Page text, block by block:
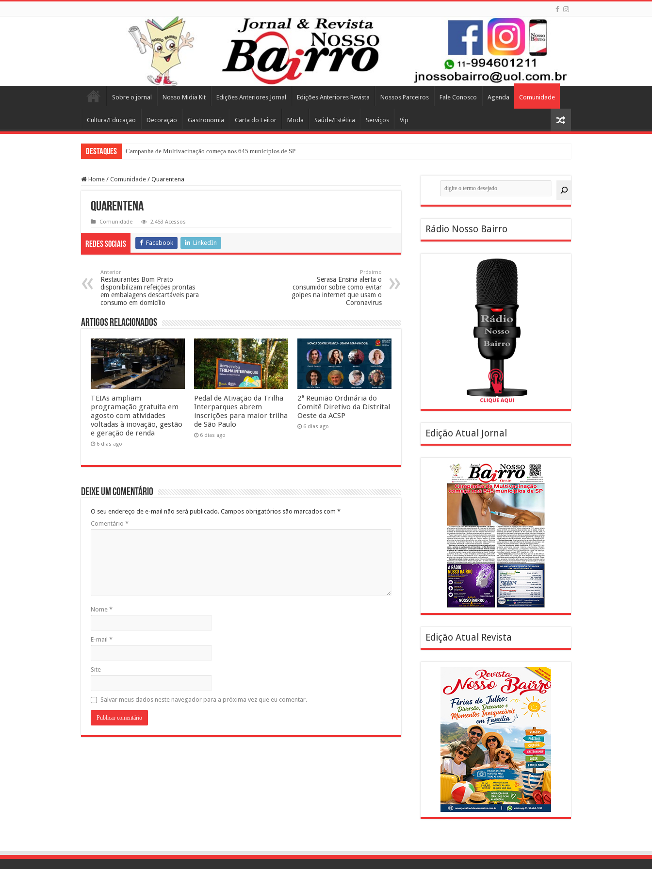
Sobre o jornal Nosso Midia Kit Edições Anteriores Jornal Edições Anteriores Revista Nossos Parceiros Fale Conosco Agenda Comunidade
Cultura/Educação Decoração Gastronomia Carta do Leitor Moda Saúde/Estética Serviços Vip
Destaques Campanha de Multivacinação começa nos 645 municípios de SP
Home / Comunidade / Quarentena
Quarentena
Comunidade 2,453 Acessos
Redes Sociais Facebook LinkedIn
Anterior
Restaurantes Bom Prato
disponibilizam refeições prontas
em embalagens descartáveis para
consumo em domicílio
Próximo
Serasa Ensina alerta o
consumidor sobre como evitar
golpes na internet que usam o
Coronavirus
Artigos Relacionados
TEIAs ampliam
programação gratuita em
agosto com atividades
voltadas à inovação, gestão
e geração de renda
6 dias ago
Pedal de Ativação da Trilha
Interparques abrem
inscrições para maior trilha
de São Paulo
6 dias ago
2ª Reunião Ordinária do
Comitê Diretivo da Distrital
Oeste da ACSP
6 dias ago
Deixe um comentário
O seu endereço de e-mail não será publicado. Campos obrigatórios são marcados com *
Comentário *
Nome *
E-mail *
Site
Salvar meus dados neste navegador para a próxima vez que eu comentar.
Pesquisar
Rádio Nosso Bairro
Edição Atual Jornal
Edição Atual Revista